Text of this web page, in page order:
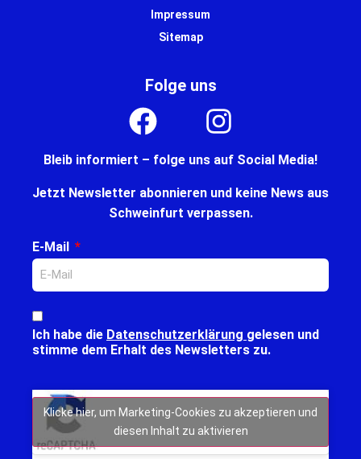
Impressum
Sitemap
Folge uns
Bleib informiert – folge uns auf Social Media!
Jetzt Newsletter abonnieren und keine News aus
Schweinfurt verpassen.
E-Mail
Ich habe die Datenschutzerklärung gelesen und
stimme dem Erhalt des Newsletters zu.
Klicke hier, um Marketing-Cookies zu akzeptieren und
diesen Inhalt zu aktivieren